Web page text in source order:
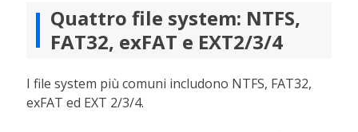
Quattro file system: NTFS,
FAT32, exFAT e EXT2/3/4
I file system più comuni includono NTFS, FAT32,
exFAT ed EXT 2/3/4.